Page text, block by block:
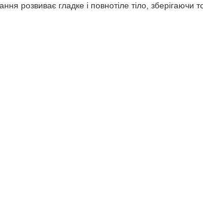
розвиває гладке і повнотіле тіло, зберігаючи